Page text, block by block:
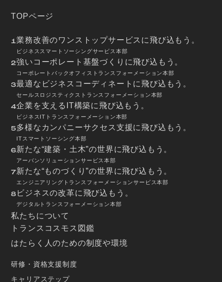
TOPページ
1業務改善のワンストップサービスに飛び込もう。
ビジネススマートソーシングサービス本部
2強いコーポレート基盤づくりに飛び込もう。
コーポレートバックオフィストランスフォーメーション本部
3最適なビジネスコーディネートに飛び込もう。
セールスロジスティクストランスフォーメーション本部
4企業を支えるIT構築に飛び込もう。
ビジネスITトランスフォーメーション本部
5多様なカンパニーサクセス支援に飛び込もう。
ITスマートソーシング本部
6新たな“建築・土木”の世界に飛び込もう。
アーバンソリューションサービス本部
7新たな“ものづくり”の世界に飛び込もう。
エンジニアリングトランスフォーメーションサービス本部
8 ビジネスの改革に飛び込もう。
デジタルトランスフォーメーション本部
私たちについて
トランスコスモス図鑑
はたらく人のための制度や環境
研修・資格支援制度
キャリアステップ